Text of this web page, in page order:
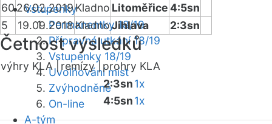
Vstupenky
Permanentky 18/19
Přípravná utkání 18/19
Vstupenky 18/19
Uvolňování míst
Zvýhodněné
On-line
A-tým
6026.02.2019Kladno Litoměřice4:5sn
5
19.09.2018KladnoJihlava 2:3sn
Četnost výsledků
výhry KLA | remízy | prohry KLA
2:3sn1x
4:5sn1x